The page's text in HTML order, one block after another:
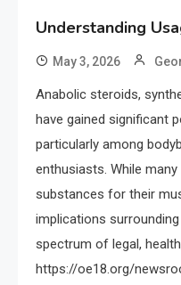
Understanding
May 3, 2026
Anabolic steroids,
have gained significant
particularly among
enthusiasts. While
substances for their
implications
spectrum of legal,
https://oe18.org/